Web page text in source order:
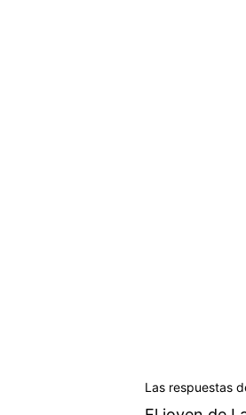
Las respuestas